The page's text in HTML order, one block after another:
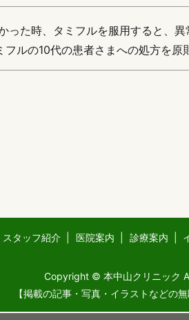
った時、タミフルを服用すると、
フルの10代の患者さまへの処方を原
スタッフ紹介 医院案内 診療案内
Copyright © 本中山クリニック
【掲載の記事・写真・イラストなどの